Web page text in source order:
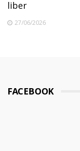
liber
27/06/2026
FACEBOOK